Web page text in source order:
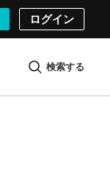
ログイン
検索する